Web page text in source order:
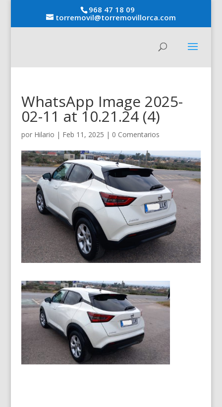
968 47 18 09
torremovil@torremovillorca.com
WhatsApp Image 2025-
02-11 at 10.21.24 (4)
por Hilario | Feb 11, 2025 | 0 Comentarios